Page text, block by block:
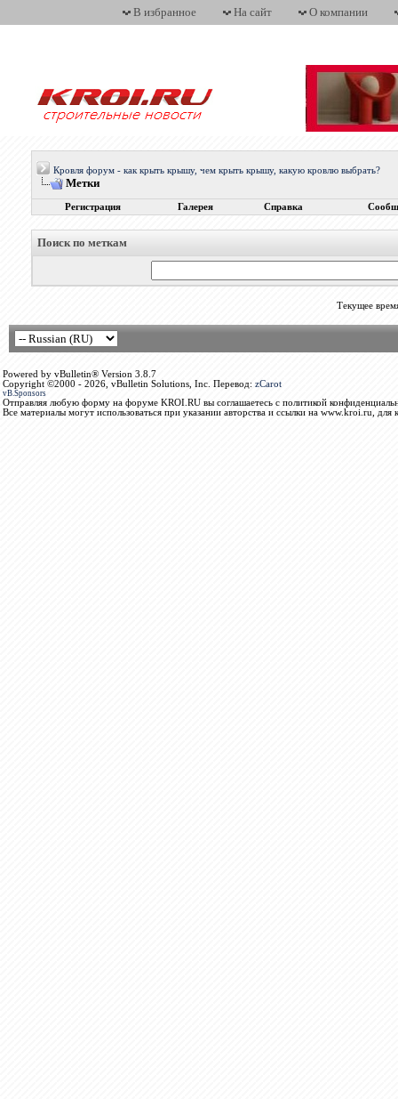
В избранное На сайт О компании
Кровля форум - как крыть крышу, чем крыть крышу, какую кровлю выбрать?
Метки
Регистрация Галерея Справка
Поиск по меткам
Текущее
Powered by vBulletin® Version 3.8.7
Copyright ©2000 - 2026, vBulletin Solutions, Inc. Перевод: zCarot
vB.Sponsors
Отправляя любую форму на форуме KROI.RU вы соглашаетесь с политикой
Все материалы могут использоваться при указании авторства и ссылки на www.kroi.ru, для